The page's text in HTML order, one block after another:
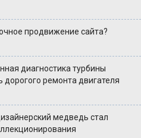
продвижение сайта?
диагностика турбины
дорогого ремонта двигателя
медведь стал